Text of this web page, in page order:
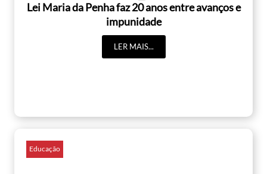
Lei Maria da Penha faz 20 anos entre avanços e
impunidade
LER MAIS...
Educação